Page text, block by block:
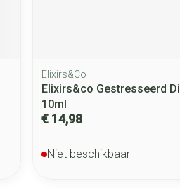
Elixirs&Co
Elixirs&co Gestresseerd
10ml
€ 14,98
Niet beschikbaar